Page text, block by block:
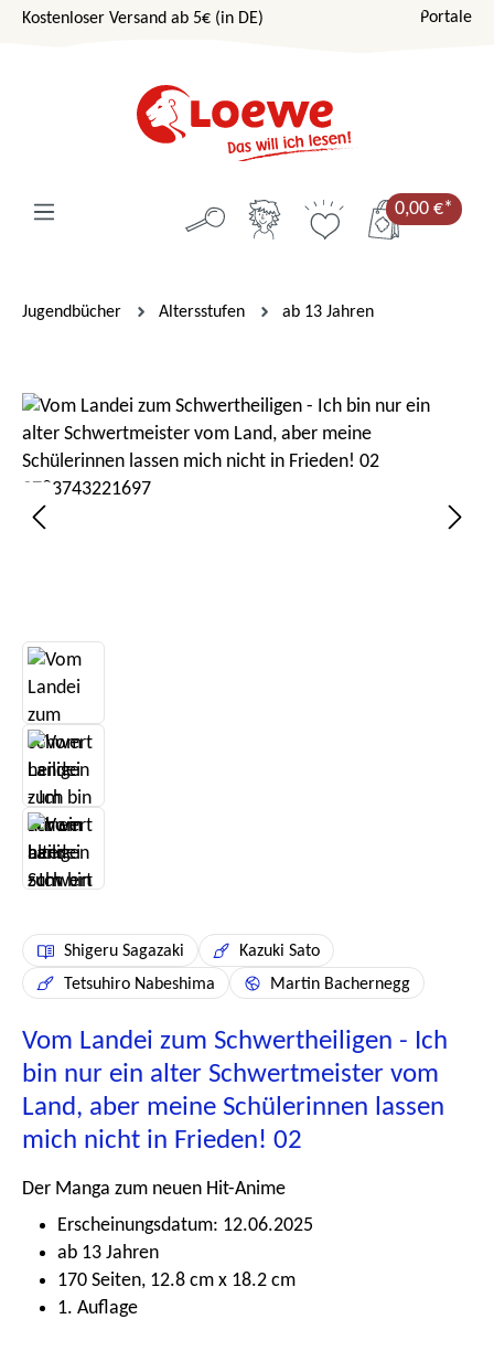
Zum Hauptinhalt springen
Kostenloser Versand ab 5€ (in DE) Portale
0,00 €*
Jugendbücher Altersstufen ab 13 Jahren
Bildergalerie überspringen
Shigeru Sagazaki
Kazuki Sato
Tetsuhiro Nabeshima
Martin Bachernegg
Vom Landei zum Schwertheiligen - Ich
bin nur ein alter Schwertmeister vom
Land, aber meine Schülerinnen lassen
mich nicht in Frieden! 02
Der Manga zum neuen Hit-Anime
Erscheinungsdatum: 12.06.2025
ab 13 Jahren
170 Seiten, 12.8 cm x 18.2 cm
1. Auflage